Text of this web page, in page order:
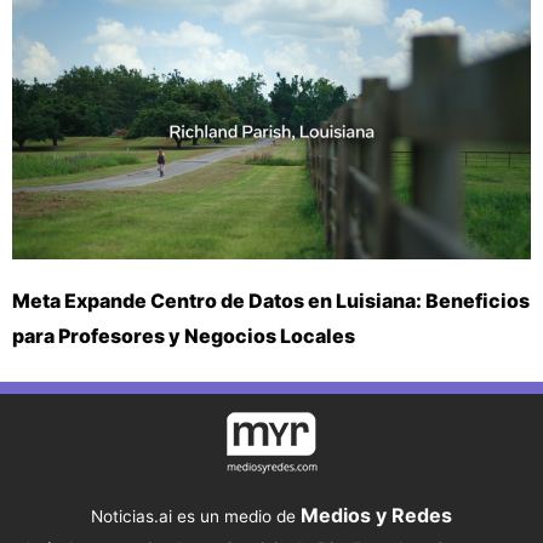
Meta Expande Centro de Datos en Luisiana: Beneficios
para Profesores y Negocios Locales
Noticias.ai es un medio de Medios y Redes